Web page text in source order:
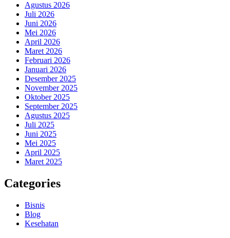
Agustus 2026
Juli 2026
Juni 2026
Mei 2026
April 2026
Maret 2026
Februari 2026
Januari 2026
Desember 2025
November 2025
Oktober 2025
September 2025
Agustus 2025
Juli 2025
Juni 2025
Mei 2025
April 2025
Maret 2025
Categories
Bisnis
Blog
Kesehatan